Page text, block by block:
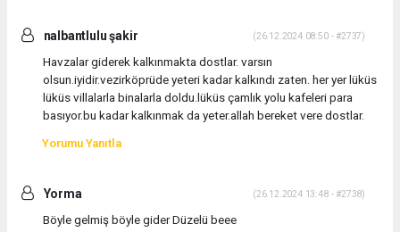
nalbantlulu şakir (26.12.2024 08:50 - #2737)
Havzalar giderek kalkınmakta dostlar. varsın
olsun.iyidir.vezirköprüde yeteri kadar kalkındı zaten. her yer lüküs
lüküs villalarla binalarla doldu.lüküs çamlık yolu kafeleri para
basıyor.bu kadar kalkınmak da yeter.allah bereket vere dostlar.
Yorumu Yanıtla
Yorma (26.12.2024 13:48 - #2738)
Böyle gelmiş böyle gider Düzelü beee